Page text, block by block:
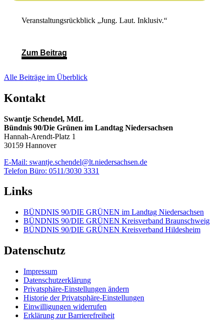
Veranstaltungsrückblick „Jung. Laut. Inklusiv.“
Zum Beitrag
Alle Beiträge im Überblick
Kontakt
Swantje Schendel, MdL
Bündnis 90/Die Grünen im Landtag Niedersachsen
Hannah-Arendt-Platz 1
30159 Hannover
E-Mail: swantje.schendel@lt.niedersachsen.de
Telefon Büro: 0511/3030 3331
Links
BÜNDNIS 90/DIE GRÜNEN im Landtag Niedersachsen
BÜNDNIS 90/DIE GRÜNEN Kreisverband Braunschweig
BÜNDNIS 90/DIE GRÜNEN Kreisverband Hildesheim
Datenschutz
Impressum
Datenschutzerklärung
Privatsphäre-Einstellungen ändern
Historie der Privatsphäre-Einstellungen
Einwilligungen widerrufen
Erklärung zur Barrierefreiheit